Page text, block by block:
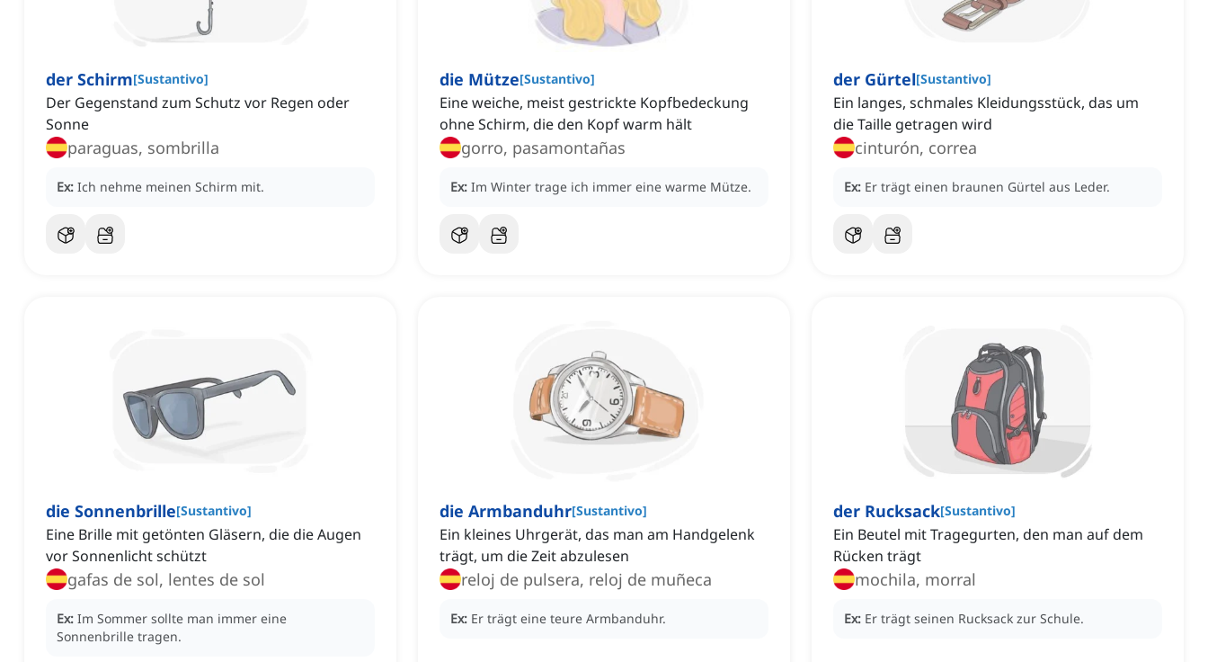
der Schirm[Sustantivo]
Der Gegenstand zum Schutz vor Regen oder
Sonne
paraguas, sombrilla
Ex: Ich nehme meinen Schirm mit.
die Mütze[Sustantivo]
Eine weiche, meist gestrickte Kopfbedeckung
ohne Schirm, die den Kopf warm hält
gorro, pasamontañas
Ex: Im Winter trage ich immer eine warme Mütze.
der Gürtel[Sustantivo]
Ein langes, schmales Kleidungsstück, das um
die Taille getragen wird
cinturón, correa
Ex: Er trägt einen braunen Gürtel aus Leder.
die Sonnenbrille[Sustantivo]
Eine Brille mit getönten Gläsern, die die Augen
vor Sonnenlicht schützt
gafas de sol, lentes de sol
Ex: Im Sommer sollte man immer eine
Sonnenbrille tragen.
die Armbanduhr[Sustantivo]
Ein kleines Uhrgerät, das man am Handgelenk
trägt, um die Zeit abzulesen
reloj de pulsera, reloj de muñeca
Ex: Er trägt eine teure Armbanduhr.
der Rucksack[Sustantivo]
Ein Beutel mit Tragegurten, den man auf dem
Rücken trägt
mochila, morral
Ex: Er trägt seinen Rucksack zur Schule.